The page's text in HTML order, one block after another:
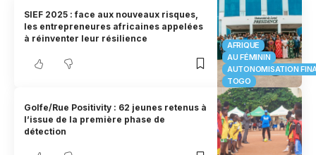
AFRIQUE
AU FÉMININ
AUTONOMISATION
TOGO
SIEF 2025 : face aux nouveaux risques,
les entrepreneures africaines appelées
à réinventer leur résilience
Golfe/Rue Positivity : 62 jeunes retenus à
l’issue de la première phase de
détection